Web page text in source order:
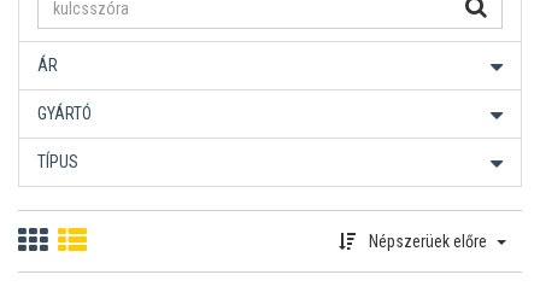
ÁR
GYÁRTÓ
TÍPUS
Népszerüek előre